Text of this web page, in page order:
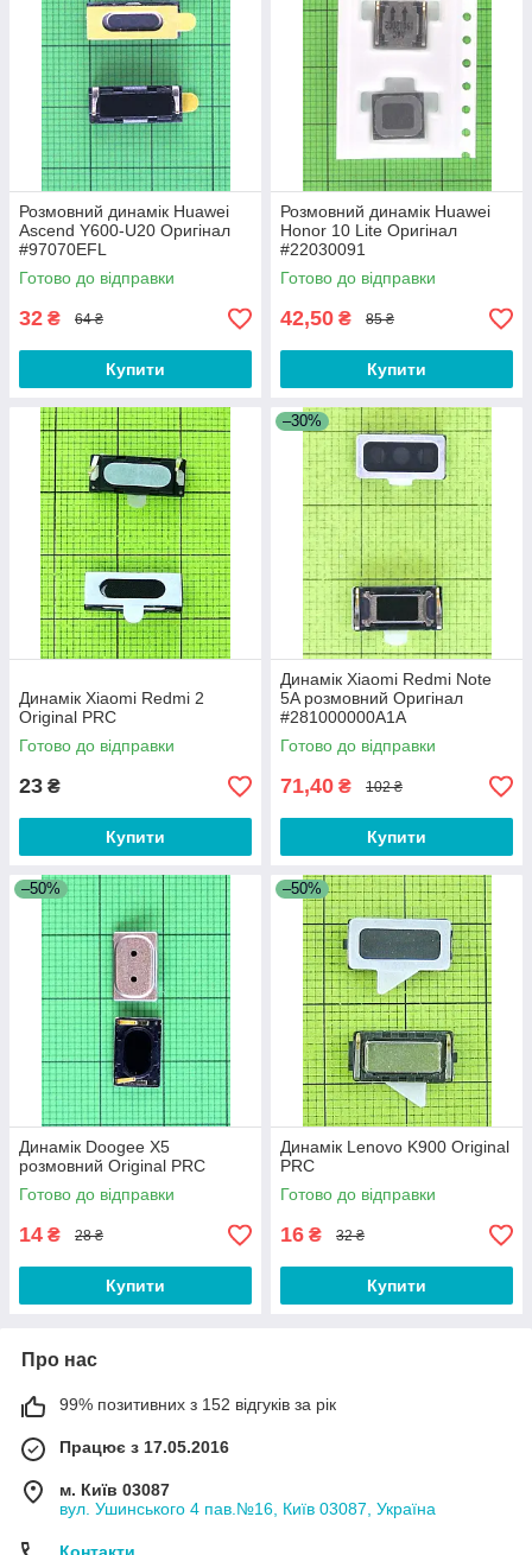
Розмовний динамік Huawei
Ascend Y600-U20 Оригінал
#97070EFL
Готово до відправки
32 ₴ 64 ₴
Купити
Розмовний динамік Huawei
Honor 10 Lite Оригінал
#22030091
Готово до відправки
42,50 ₴ 85 ₴
Купити
Динамік Xiaomi Redmi 2
Original PRC
Готово до відправки
23 ₴
Купити
–30%
Динамік Xiaomi Redmi Note
5A розмовний Оригінал
#281000000A1A
Готово до відправки
71,40 ₴ 102 ₴
Купити
–50%
Динамік Doogee X5
розмовний Original PRC
Готово до відправки
14 ₴ 28 ₴
Купити
–50%
Динамік Lenovo K900 Original
PRC
Готово до відправки
16 ₴ 32 ₴
Купити
Про нас
99% позитивних з 152 відгуків за рік
Працює з 17.05.2016
м. Київ 03087
вул. Ушинського 4 пав.№16, Київ 03087, Україна